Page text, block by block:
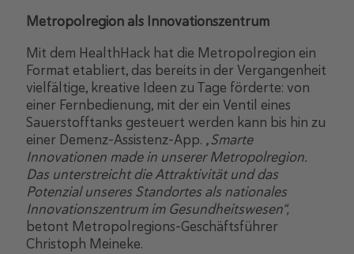
Metropolregion als Innovationszentrum
Mit dem HealthHack hat die Metropolregion ein
Format etabliert, das bereits in der Vergangenheit
vielfältige, kreative Ideen zu Tage förderte: von
einer Fernbedienung, mit der ein Ventil eines
Sauerstofftanks gesteuert werden kann bis hin zu
einer Demenz-Assistenz-App. „Smarte
Innovationen made in unserer Metropolregion.
Das unterstreicht die Attraktivität und das
Potenzial unseres Standortes als nationales
Innovationszentrum im Gesundheitswesen“,
betont Metropolregions-Geschäftsführer
Christoph Meineke.